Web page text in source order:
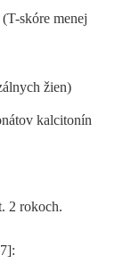
skóre menej
žien)
kalcitonín
2 rokoch.